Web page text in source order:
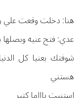
هنا: دخلت وقعت علي
عدي: فتح عنيه وبصلها
شوفتك بعنيا كل
هستني